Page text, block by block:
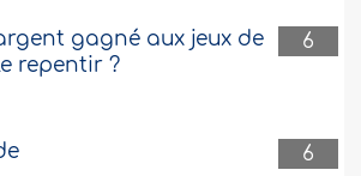
6
gagné aux jeux de
repentir ?
6